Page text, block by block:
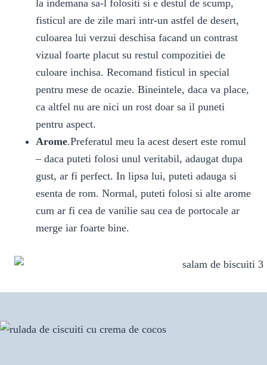
la indemana sa-l folositi si e destul de scump,
fisticul are de zile mari intr-un astfel de desert,
culoarea lui verzui deschisa facand un contrast
vizual foarte placut su restul compozitiei de
culoare inchisa. Recomand fisticul in special
pentru mese de ocazie. Bineintele, daca va place,
ca altfel nu are nici un rost doar sa il puneti
pentru aspect.
Arome.Preferatul meu la acest desert este romul
– daca puteti folosi unul veritabil, adaugat dupa
gust, ar fi perfect. In lipsa lui, puteti adauga si
esenta de rom. Normal, puteti folosi si alte arome
cum ar fi cea de vanilie sau cea de portocale ar
merge iar foarte bine.